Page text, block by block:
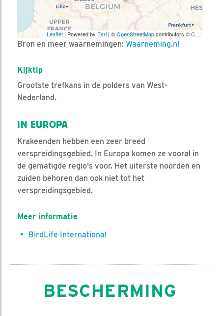
Leaflet | Powered by Esri | ©OpenStreetMapcontributors ©CARTO
Bron en meer waarnemingen: Waarneming.nl
Kijktip
Grootste trefkans in de polders van West-
Nederland.
IN EUROPA
Krakeenden hebben een zeer breed
verspreidingsgebied. In Europa komen ze vooral in
de gematigde regio's voor. Het uiterste noorden en
zuiden behoren dan ook niet tot het
verspreidingsgebied.
Meer informatie
BirdLife International
BESCHERMING